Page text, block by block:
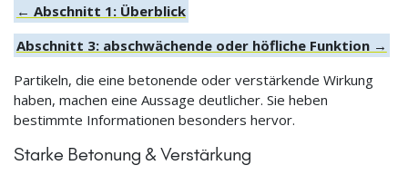
← Abschnitt 1: Überblick
Abschnitt 3: abschwächende oder höfliche Funktion →
Partikeln, die eine betonende oder verstärkende Wirkung
haben, machen eine Aussage deutlicher. Sie heben
bestimmte Informationen besonders hervor.
Starke Betonung & Verstärkung